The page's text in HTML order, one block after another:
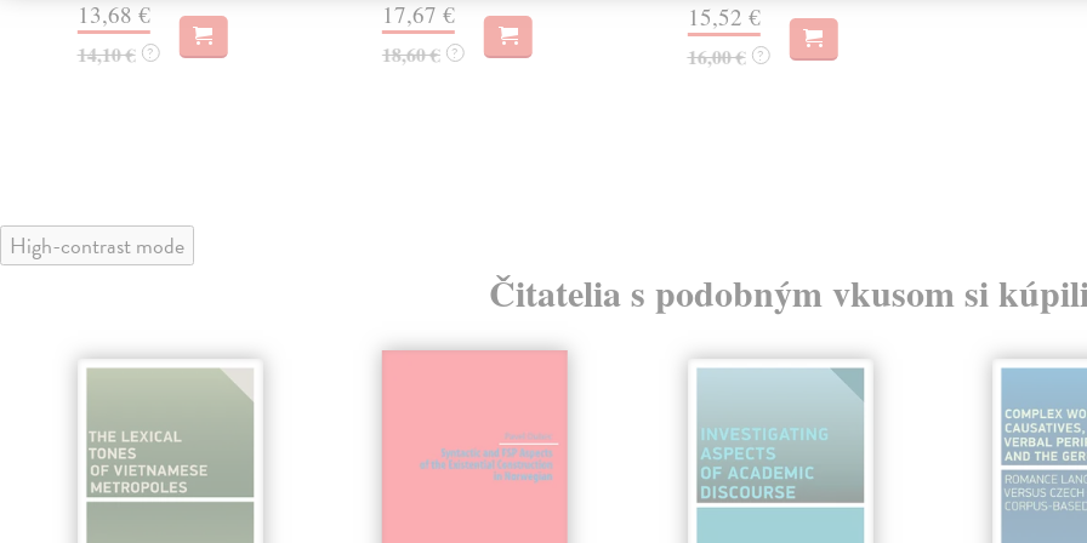
13,68 €
14,10 € ?
17,67 €
18,60 € ?
15,52 €
16,00 € ?
High-contrast mode
Čitatelia s podobným vkusom si